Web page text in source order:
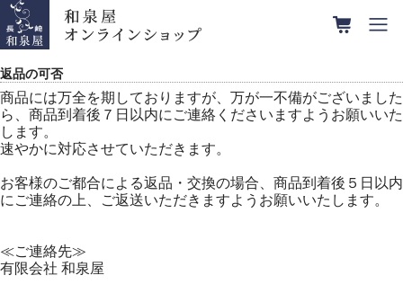
返品の可否
商品には万全を期しておりますが、万が一不備がございました
ら、商品到着後７日以内にご連絡くださいますようお願いいた
します。
速やかに対応させていただきます。
お客様のご都合による返品・交換の場合、商品到着後５日以内
にご連絡の上、ご返送いただきますようお願いいたします。
≪ご連絡先≫
有限会社 和泉屋